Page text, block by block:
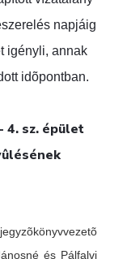
napjáig
igényli, annak
idõpontban.
4. sz. épület
és Pálfalvi